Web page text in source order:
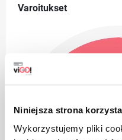
Niniejsza strona
Wykorzystujemy pliki
Varoitukset